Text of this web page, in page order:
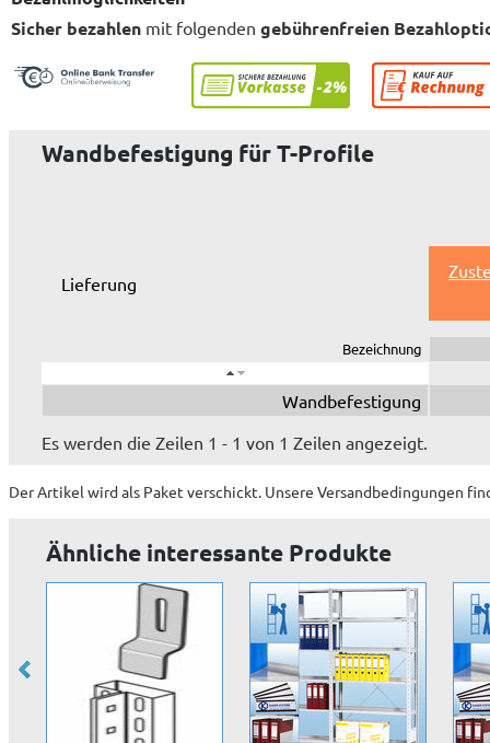
Sicher bezahlen mit folgenden gebührenfreien
Wandbefestigung für T-Profile
Lieferung
Bezeichnung
Wandbefestigung
Es werden die Zeilen 1 - 1 von 1 Zeilen angezeigt.
Der Artikel wirdals Paket verschickt. Unsere Versandbedingungen
Ähnliche interessante Produkte